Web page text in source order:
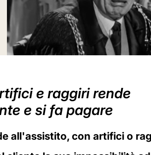
e raggiri rende
e si fa pagare
all'assistito, con artifici o